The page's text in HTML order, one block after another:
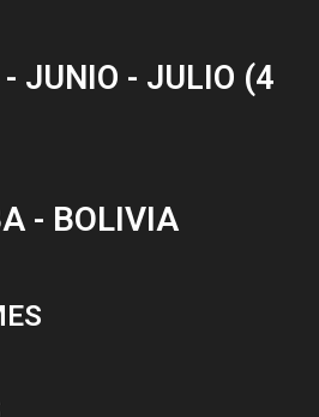
JUNIO - JULIO (4
- BOLIVIA